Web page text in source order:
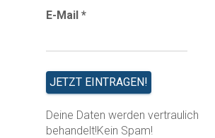
E-Mail *
Deine Daten werden vertraulich
behandelt!Kein Spam!